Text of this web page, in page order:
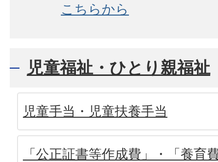
こちらから
児童福祉・ひとり親福祉
児童手当・児童扶養手当
「公正証書等作成費」・「養育